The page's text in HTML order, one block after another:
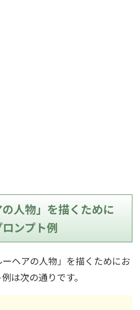
の人物」を描くために
ンプト例
ヘアの人物」を描くためにお
は次の通りです。